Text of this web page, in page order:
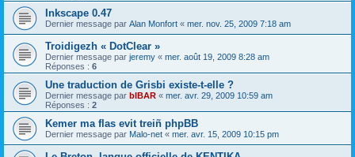
Inkscape 0.47
Dernier message par Alan Monfort « mer. nov. 25, 2009 7:18 am
Troidigezh « DotClear »
Dernier message par jeremy « mer. août 19, 2009 8:28 am
Réponses : 6
Une traduction de Grisbi existe-t-elle ?
Dernier message par bIBAR « mer. avr. 29, 2009 10:59 am
Réponses : 2
Kemer ma flas evit treiñ phpBB
Dernier message par Malo-net « mer. avr. 15, 2009 10:15 pm